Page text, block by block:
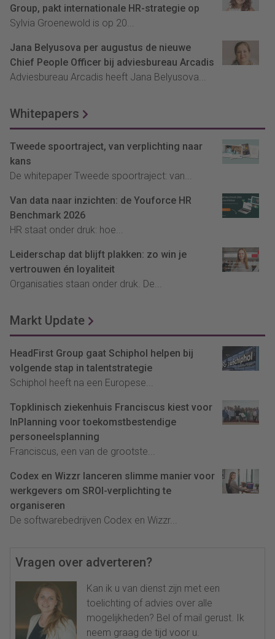
Group, pakt internationale HR-strategie op
Sylvia Groenewold is op 20...
Jana Belyusova per augustus de nieuwe
Chief People Officer bij adviesbureau Arcadis
Adviesbureau Arcadis heeft Jana Belyusova...
Whitepapers
Tweede spoortraject, van verplichting naar
kans
De whitepaper Tweede spoortraject: van...
Van data naar inzichten: de Youforce HR
Benchmark 2026
HR staat onder druk: hoe...
Leiderschap dat blijft plakken: zo win je
vertrouwen én loyaliteit
Organisaties staan onder druk. De...
Markt Update
HeadFirst Group gaat Schiphol helpen bij
volgende stap in talentstrategie
Schiphol heeft na een Europese...
Topklinisch ziekenhuis Franciscus kiest voor
InPlanning voor toekomstbestendige
personeelsplanning
Franciscus, een van de grootste...
Codex en Wizzr lanceren slimme manier voor
werkgevers om SROI-verplichting te
organiseren
De softwarebedrijven Codex en Wizzr...
Vragen over adverteren?
Kan ik u van dienst zijn met een
toelichting of advies over alle
mogelijkheden? Bel of mail gerust. Ik
neem graag de tijd voor u.